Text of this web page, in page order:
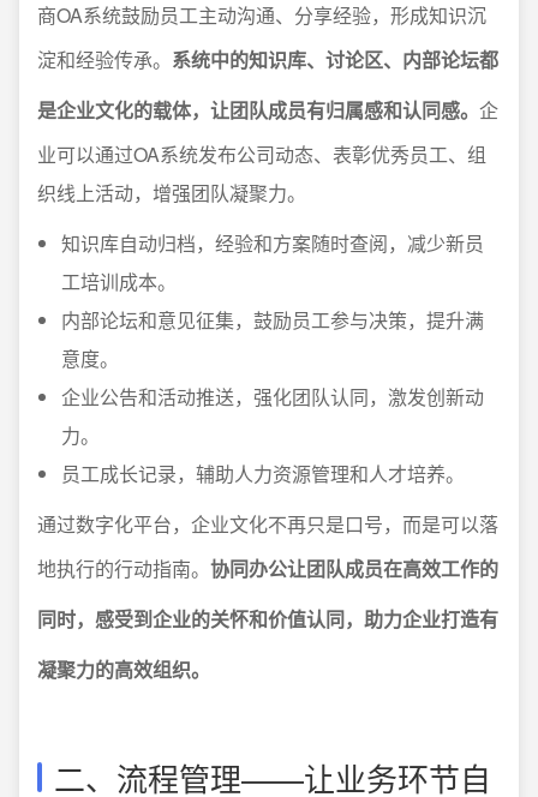
商OA系统鼓励员工主动沟通、分享经验，形成知识沉
淀和经验传承。 系统中的知识库、讨论区、内部论坛都
是企业文化的载体，让团队成员有归属感和认同感。 企
业可以通过OA系统发布公司动态、表彰优秀员工、组
织线上活动，增强团队凝聚力。
知识库自动归档，经验和方案随时查阅，减少新员
工培训成本。
内部论坛和意见征集，鼓励员工参与决策，提升满
意度。
企业公告和活动推送，强化团队认同，激发创新动
力。
员工成长记录，辅助人力资源管理和人才培养。
通过数字化平台，企业文化不再只是口号，而是可以落
地执行的行动指南。 协同办公让团队成员在高效工作的
同时，感受到企业的关怀和价值认同，助力企业打造有
凝聚力的高效组织。
二、流程管理——让业务环节自